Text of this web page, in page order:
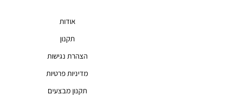
אודות
תקנון
הצהרת נגישות
מדיניות פרטיות
תקנון מבצעים